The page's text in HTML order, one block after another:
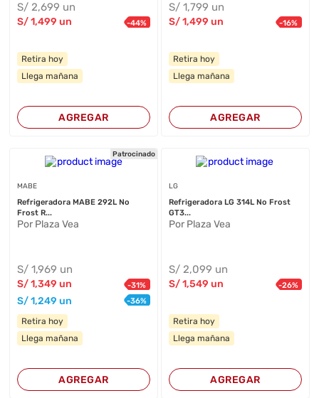
S/2,699 un
S/1,499 un -44%
Retira hoy
Llega mañana
AGREGAR
S/ 1,799 un
S/1,499 un -16%
Retira hoy
Llega mañana
AGREGAR
Patrocinado
MABE
Refrigeradora MABE 292L No
Frost R...
Por Plaza Vea
S/1,969 un
S/1,349 un -31%
S/1,249 un -36%
Retira hoy
Llega mañana
AGREGAR
LG
Refrigeradora LG 314L No Frost
GT3...
Por Plaza Vea
S/ 2,099 un
S/1,549 un -26%
Retira hoy
Llega mañana
AGREGAR